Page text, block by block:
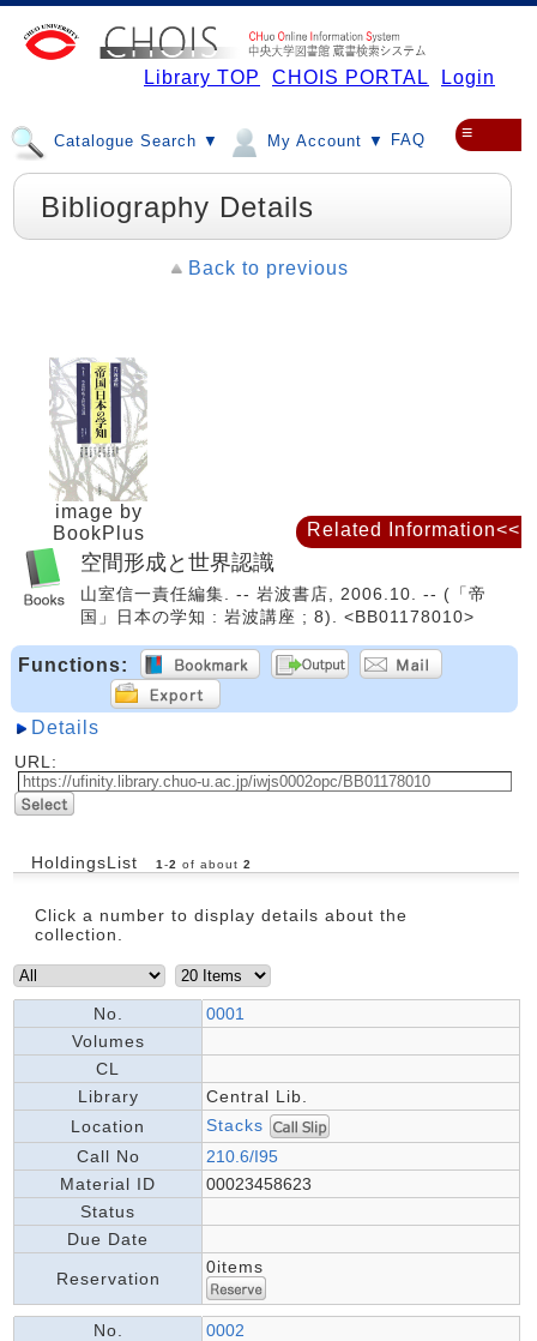
Library TOP CHOIS PORTAL Login
Catalogue Search ▼ My Account ▼ FAQ ≡
Bibliography Details
Back to previous
image by
BookPlus
空間形成と世界認識
山室信一責任編集. -- 岩波書店, 2006.10. -- (「帝
国」日本の学知 : 岩波講座 ; 8). <BB01178010>
Functions:
Details
URL:
HoldingsList 1 -2 of about 2
Click a number to display details about the
collection.
No.
0001
Volumes
CL
Library
Central Lib.
Location
Stacks
Call No
210.6/I95
Material ID
00023458623
Status
Due Date
Reservation
0items
No.
0002
Related Information<<